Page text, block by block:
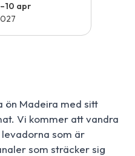
apr
ön Madeira med sitt
Vi kommer att vandra
som är
som sträcker sig